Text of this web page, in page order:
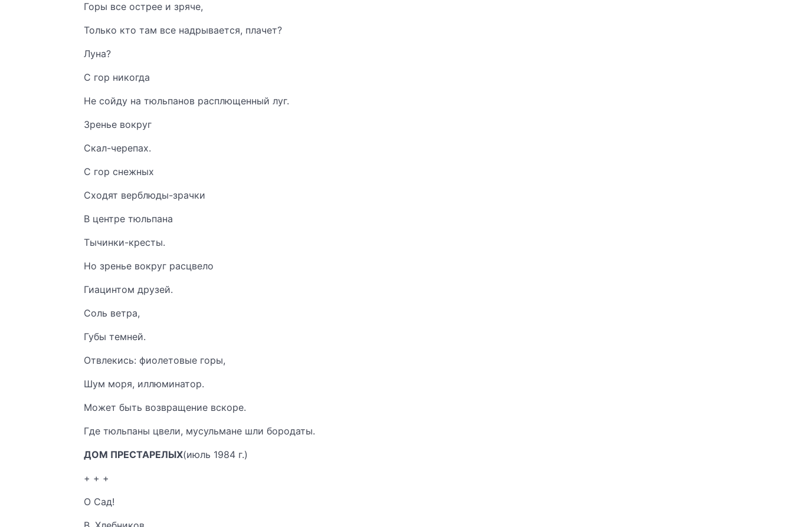
Горы все острее и зряче,
Только кто там все надрывается, плачет?
Луна?
С гор никогда
Не сойду на тюльпанов расплющенный луг.
Зренье вокруг
Скал-черепах.
С гор снежных
Сходят верблюды-зрачки
В центре тюльпана
Тычинки-кресты.
Но зренье вокруг расцвело
Гиацинтом друзей.
Соль ветра,
Губы темней.
Отвлекись: фиолетовые горы,
Шум моря, иллюминатор.
Может быть возвращение вскоре.
Где тюльпаны цвели, мусульмане шли бородаты.
ДОМ ПРЕСТАРЕЛЫХ(июль 1984 г.)
+ + +
О Сад!